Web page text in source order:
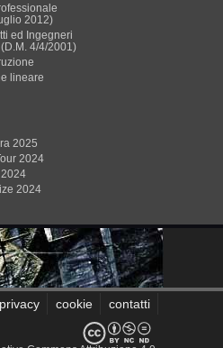
2012)
ed Ingegneri
4/4/2001)
lineare
2025
2024
2024
privacy cookie contatti